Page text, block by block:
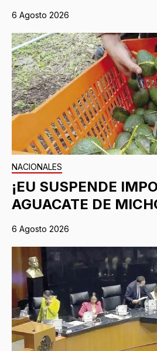
6 Agosto 2026
NACIONALES
¡EU SUSPENDE
AGUACATE DE
6 Agosto 2026